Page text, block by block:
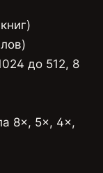
до 512, 8
8×, 5×, 4×,